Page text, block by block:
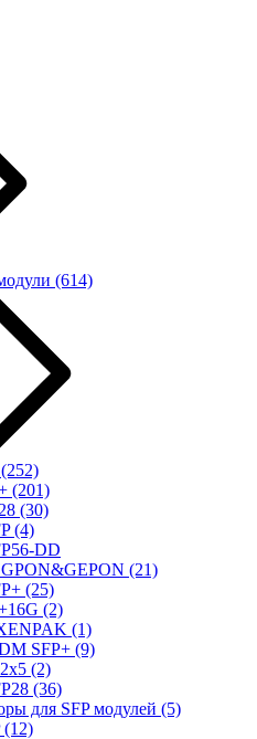
(614)
(252)
(201)
(30)
(4)
DD
(21)
(25)
(2)
(1)
SFP+ (9)
(2)
(36)
для SFP модулей (5)
(12)